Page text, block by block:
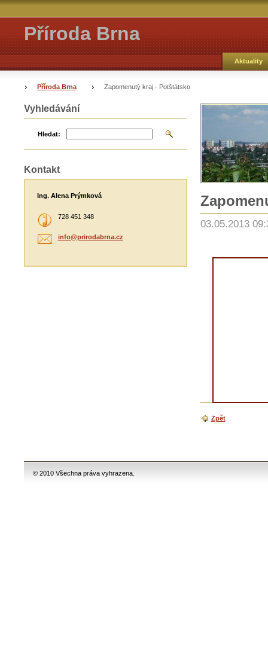
Příroda Brna
Aktuality
Příroda Brna Zapomenutý kraj - Potštátsko
03.05.2013
Zpět
Vyhledávání
Hledat:
Kontakt
Ing. Alena Prýmková
728 451 348
info@prirodabrna.cz
© 2010 Všechna práva vyhrazena.